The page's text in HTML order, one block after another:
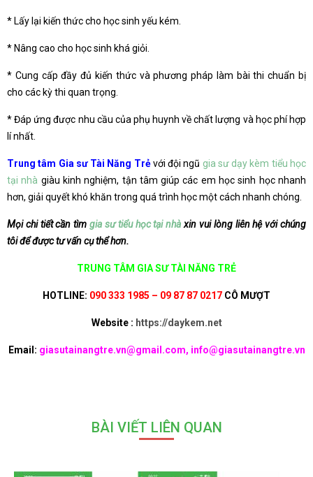
* Lấy lại kiến thức cho học sinh yếu kém.
* Nâng cao cho học sinh khá giỏi.
* Cung cấp đầy đủ kiến thức và phương pháp làm bài thi chuẩn bị
cho các kỳ thi quan trọng.
* Đáp ứng được nhu cầu của phụ huynh về chất lượng và học phí hợp
lí nhất.
Trung tâm Gia sư Tài Năng Trẻvới đội ngũ gia sư dạy kèm tiểu học
tại nhà giàu kinh nghiệm, tận tâm giúp các em học sinh học nhanh
hơn, giải quyết khó khăn trong quá trình học một cách nhanh chóng.
Mọi chi tiết cần tìm gia sư tiểu học tại nhà xin vui lòng liên hệ với chúng
tôi để được tư vấn cụ thể hơn.
TRUNG TÂM GIA SƯ TÀI NĂNG TRẺ
HOTLINE: 090 333 1985 – 09 87 87 0217 CÔ MƯỢT
Website : https://daykem.net
Email: giasutainangtre.vn@gmail.com, info@giasutainangtre.vn
BÀI VIẾT LIÊN QUAN